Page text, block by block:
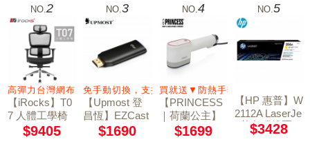
NO. 2
高彈力台灣網布 4D大面積扶手
【iRocks】T0
7 人體工學椅
石墨黑
$9405
NO.3
免手動切換，支援Wi-Fi 5G
【Upmost 登
昌恆】EZCast
2 萬用型無線
$1690
NO. 4
買就送▼防熱手套
【PRINCESS
｜荷蘭公主】
平掛兩用掛燙
$1699
NO.5
【HP 惠普】W
2112A LaserJe
t 黃色碳粉匣 2
06A
$3428